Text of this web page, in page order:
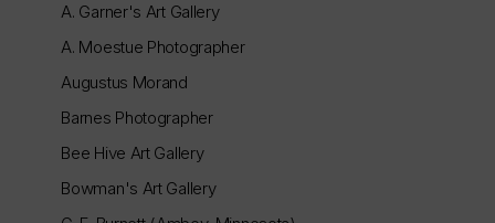
A. Garner's Art Gallery
A. Moestue Photographer
Augustus Morand
Barnes Photographer
Bee Hive Art Gallery
Bowman's Art Gallery